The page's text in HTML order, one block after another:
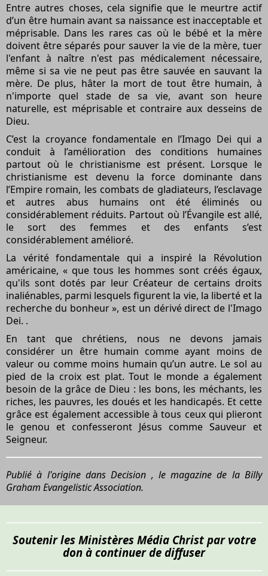
Entre autres choses, cela signifie que le meurtre actif
d’un être humain avant sa naissance est inacceptable et
méprisable. Dans les rares cas où le bébé et la mère
doivent être séparés pour sauver la vie de la mère, tuer
l'enfant à naître n'est pas médicalement nécessaire,
même si sa vie ne peut pas être sauvée en sauvant la
mère. De plus, hâter la mort de tout être humain, à
n'importe quel stade de sa vie, avant son heure
naturelle, est méprisable et contraire aux desseins de
Dieu.
C’est la croyance fondamentale en l’Imago Dei qui a
conduit à l’amélioration des conditions humaines
partout où le christianisme est présent. Lorsque le
christianisme est devenu la force dominante dans
l’Empire romain, les combats de gladiateurs, l’esclavage
et autres abus humains ont été éliminés ou
considérablement réduits. Partout où l’Évangile est allé,
le sort des femmes et des enfants s’est
considérablement amélioré.
La vérité fondamentale qui a inspiré la Révolution
américaine, « que tous les hommes sont créés égaux,
qu'ils sont dotés par leur Créateur de certains droits
inaliénables, parmi lesquels figurent la vie, la liberté et la
recherche du bonheur », est un dérivé direct de l'Imago
Dei. .
En tant que chrétiens, nous ne devons jamais
considérer un être humain comme ayant moins de
valeur ou comme moins humain qu’un autre. Le sol au
pied de la croix est plat. Tout le monde a également
besoin de la grâce de Dieu : les bons, les méchants, les
riches, les pauvres, les doués et les handicapés. Et cette
grâce est également accessible à tous ceux qui plieront
le genou et confesseront Jésus comme Sauveur et
Seigneur.
Publié à l'origine dansDecision , le magazine de la Billy
Graham Evangelistic Association.
Soutenir les Ministères Média Christ par votre
don à continuer de diffuser